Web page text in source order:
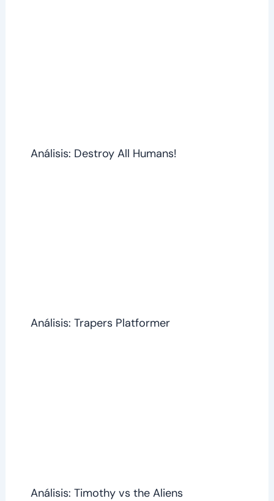
Análisis: Destroy All Humans!
Análisis: Trapers Platformer
Análisis: Timothy vs the Aliens